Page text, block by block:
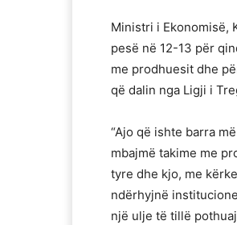
Ministri i Ekonomisë,
pesë në 12-13 për
me prodhuesit dhe
që dalin nga Ligji i
“Ajo që ishte barra
mbajmë takime me
tyre dhe kjo, me
ndërhyjnë
një ulje të tillë